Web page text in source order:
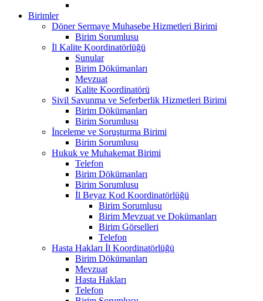
Birimler
Döner Sermaye Muhasebe Hizmetleri Birimi
Birim Sorumlusu
İl Kalite Koordinatörlüğü
Sunular
Birim Dökümanları
Mevzuat
Kalite Koordinatörü
Sivil Savunma ve Seferberlik Hizmetleri Birimi
Birim Dökümanları
Birim Sorumlusu
İnceleme ve Soruşturma Birimi
Birim Sorumlusu
Hukuk ve Muhakemat Birimi
Telefon
Birim Dökümanları
Birim Sorumlusu
İl Beyaz Kod Koordinatörlüğü
Birim Sorumlusu
Birim Mevzuat ve Dokümanları
Birim Görselleri
Telefon
Hasta Hakları İl Koordinatörlüğü
Birim Dökümanları
Mevzuat
Hasta Hakları
Telefon